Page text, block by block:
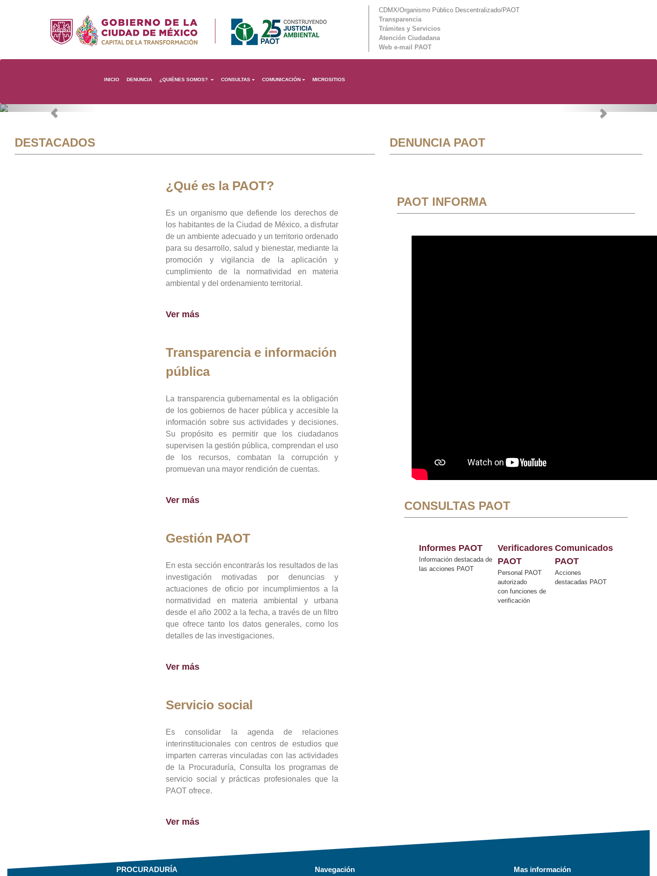
CDMX/Organismo Público Descentralizado/PAOT
Transparencia
Trámites y Servicios
Atención Ciudadana
Web e-mail PAOT
INICIO DENUNCIA ¿QUIÉNES SOMOS? CONSULTAS COMUNICACIÓN MICROSITIOS
Previous Next
DESTACADOS
¿Qué es la PAOT?
Es un organismo que defiende los derechos de
los habitantes de la Ciudad de México, a disfrutar
de un ambiente adecuado y un territorio ordenado
para su desarrollo, salud y bienestar, mediante la
promoción y vigilancia de la aplicación y
cumplimiento de la normatividad en materia
ambiental y del ordenamiento territorial.
Ver más
Transparencia e información
pública
La transparencia gubernamental es la obligación
de los gobiernos de hacer pública y accesible la
información sobre sus actividades y decisiones.
Su propósito es permitir que los ciudadanos
supervisen la gestión pública, comprendan el uso
de los recursos, combatan la corrupción y
promuevan una mayor rendición de cuentas.
Ver más
Gestión PAOT
En esta sección encontrarás los resultados de las
investigación motivadas por denuncias y
actuaciones de oficio por incumplimientos a la
normatividad en materia ambiental y urbana
desde el año 2002 a la fecha, a través de un filtro
que ofrece tanto los datos generales, como los
detalles de las investigaciones.
Ver más
Servicio social
Es consolidar la agenda de relaciones
interinstitucionales con centros de estudios que
imparten carreras vinculadas con las actividades
de la Procuraduría, Consulta los programas de
servicio social y prácticas profesionales que la
PAOT ofrece.
Ver más
DENUNCIA PAOT
PAOT INFORMA
CONSULTAS PAOT
Informes PAOT
Información destacada de
las acciones PAOT
Verificadores
PAOT
Personal PAOT
autorizado
con funciones de
verificación
Comunicados
PAOT
Acciones
destacadas PAOT
PROCURADURÍA Navegación Mas información